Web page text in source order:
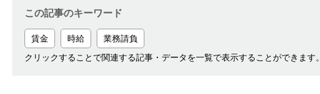
この記事のキーワード
賃金 時給
業務請負
クリックすることで関連する記事・データを一覧で表示することができます。